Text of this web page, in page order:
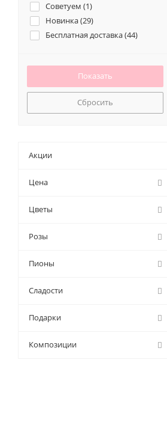
Советуем (1)
Новинка (29)
Бесплатная доставка (44)
Сбросить
Акции
Цена
Цветы
Розы
Пионы
Сладости
Подарки
Композиции